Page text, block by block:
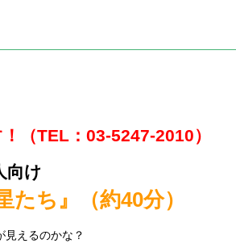
（TEL：03-5247-2010）
向け
たち 』（約40分）
見えるのかな？